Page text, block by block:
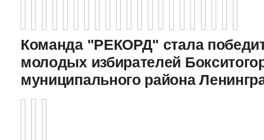
Команда "РЕКОРД" стала
молодых избирателей
муниципального района